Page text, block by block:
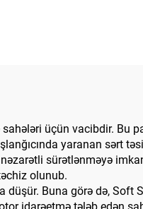
üçün vacibdir. Bu
yaranan sərt
sürətlənməyə
olunub.
Buna görə də, Soft